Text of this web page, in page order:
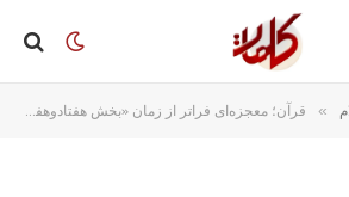
» قرآن؛ معجزه‌ای فراتر از زمان «بخش هفتادوهفتم»